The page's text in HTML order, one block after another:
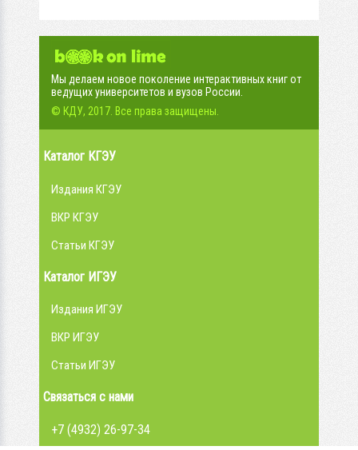
Мы делаем новое поколение интерактивных книг от
ведущих университетов и вузов России.
© КДУ, 2017. Все права защищены.
Каталог КГЭУ
Издания КГЭУ
ВКР КГЭУ
Статьи КГЭУ
Каталог ИГЭУ
Издания ИГЭУ
ВКР ИГЭУ
Статьи ИГЭУ
Связаться с нами
+7 (4932) 26-97-34